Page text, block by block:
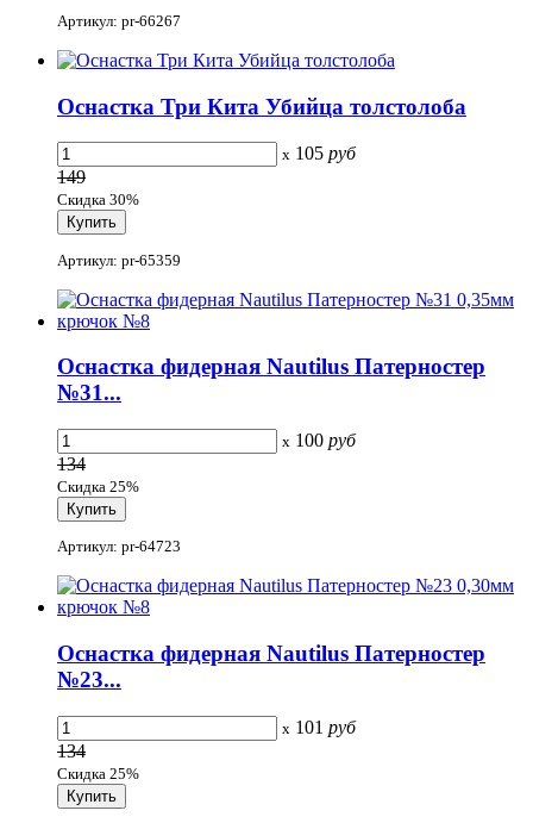
Артикул: pr-66267
Оснастка Три Кита Убийца толстолоба
x 105 руб
149
Скидка 30%
Артикул: pr-65359
Оснастка фидерная Nautilus Патерностер
№31...
x 100 руб
134
Скидка 25%
Артикул: pr-64723
Оснастка фидерная Nautilus Патерностер
№23...
x 101 руб
134
Скидка 25%